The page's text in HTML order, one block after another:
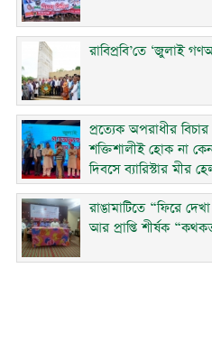
রাবিপ্রবি’তে ‘জুলাই
প্রত্যেক অপরাধীর
শক্তিশালীই হোক না
দিবসে ব্যারিস্টার মীর
রাঙামাটিতে “ফিরে
আর প্রাপ্তি শীর্ষক